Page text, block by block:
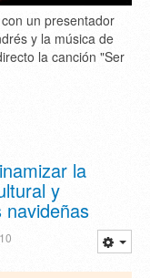
un presentador
y la música de
la canción "Ser
la
y